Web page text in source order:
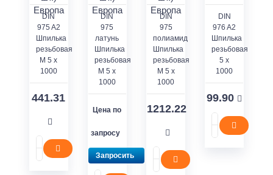
DIN
975 A2
Шпилька
резьбовая
M 5 x
1000
441.31
DIN
975
латунь
Шпилька
резьбовая
M 5 x
1000
Цена по
запросу
Запросить
DIN
975
полиамид
Шпилька
резьбовая
M 5 x
1000
1212.22
DIN
976 A2
Шпилька
резьбовая
5 х
1000
99.90